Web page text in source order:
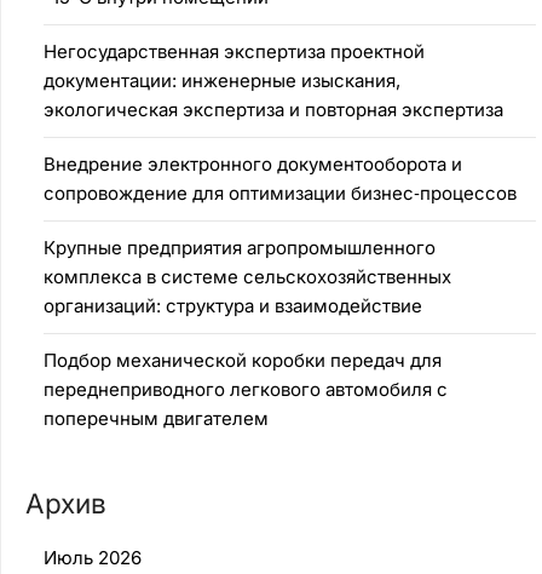
Негосударственная экспертиза проектной
документации: инженерные изыскания,
экологическая экспертиза и повторная экспертиза
Внедрение электронного документооборота и
сопровождение для оптимизации бизнес‑процессов
Крупные предприятия агропромышленного
комплекса в системе сельскохозяйственных
организаций: структура и взаимодействие
Подбор механической коробки передач для
переднеприводного легкового автомобиля с
поперечным двигателем
Архив
Июль 2026